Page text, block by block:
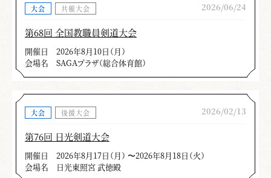
大会 共催大会 2026/06/24
第68回 全国教職員剣道大会
開催日
2026年8月10日（月）
会場名
SAGAプラザ（総合体育館）
大会 後援大会 2026/02/13
第76回 日光剣道大会
開催日
2026年8月17日（月） 〜2026年8月18日（火）
会場名
日光東照宮 武徳殿